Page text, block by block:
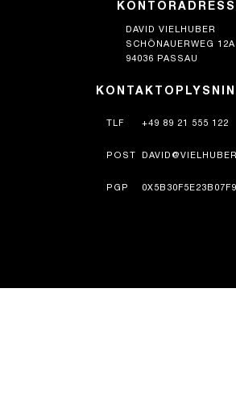
DAVID VIELHUBER
SCHÖNAUERWEG 12A
94036 PASSAU
TLF +49 89 21 555 122
POST
PGP